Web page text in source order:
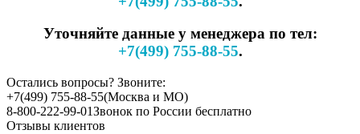
Уточняйте данные у менеджера по тел:
+7(499) 755-88-55.
Остались вопросы? Звоните:
+7(499) 755-88-55(Москва и МО)
8-800-222-99-01Звонок по России бесплатно
Отзывы клиентов